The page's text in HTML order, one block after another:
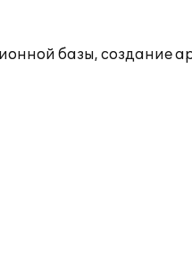
базы, создание